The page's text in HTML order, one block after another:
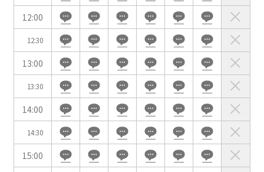
12:00
12:30
13:00
13:30
14:00
14:30
15:00
会場の種類
イベントホール 会議室
こだわり条件※複数選択可能
特長で選ぶ